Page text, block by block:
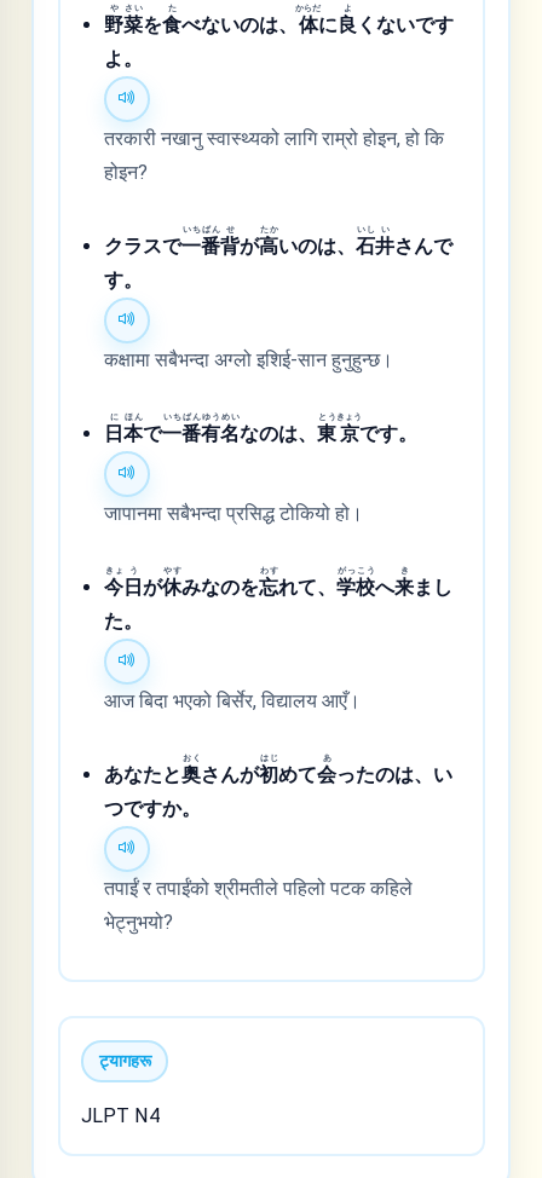
野
や
菜
さい
を食
た
べないのは、 体
からだ
に良
よ
くないです
よ。
तरकारी नखानु स्वास्थ्यको लागि राम्रो होइन, हो कि
होइन?
クラスで一
いち
番
ばん
背
せ
が高
たか
いのは、石
いし
井
い
さんで
す。
कक्षामा सबैभन्दा अग्लो इशिई-सान हुनुहुन्छ।
日
に
本
ほん
で一
いち
番
ばん
有
ゆう
名
めい
なのは、東
とう
京
きょう
です。
जापानमा सबैभन्दा प्रसिद्ध टोकियो हो।
今
きょ
日
う
が休
やす
みなのを忘
わす
れて、学
がっ
校
こう
へ来
き
まし
た。
आज बिदा भएको बिर्सेर, विद्यालय आएँ।
あなたと奥
おく
さんが初
はじ
めて会
あ
ったのは、い
つですか。
तपाईं र तपाईंको श्रीमतीले पहिलो पटक कहिले
भेट्नुभयो?
ट्यागहरू
JLPT N4